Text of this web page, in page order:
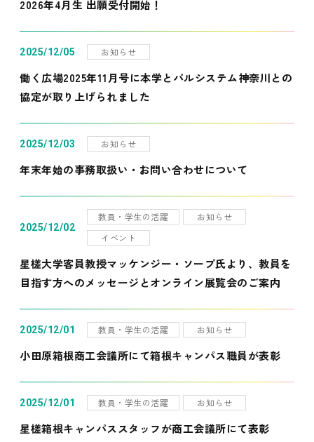
2026年4月生 出願受付開始！
2025/12/05 お知らせ
働く広場2025年11月号に本学とパルシステム神奈川との
協定が取り上げられました
2025/12/03 お知らせ
年末年始の事務取扱い・お問い合わせについて
2025/12/02
教員・学生の活躍
お知らせ
イベント
星槎大学客員教授マッケンジー・ソープ氏より、教員を
目指す方へのメッセージとオンライン展覧会のご案内
2025/12/01 教員・学生の活躍 お知らせ
小田原箱根商工会議所にて箱根キャンパス職員が表彰
2025/12/01 教員・学生の活躍 お知らせ
星槎箱根キャンパススタッフが商工会議所にて表彰